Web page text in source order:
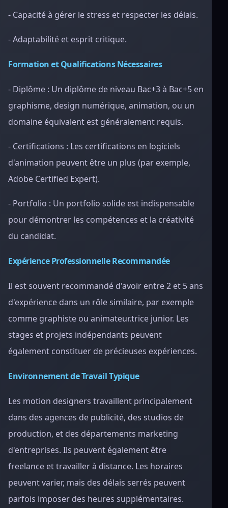
- Capacité à gérer le stress et respecter les délais.
- Adaptabilité et esprit critique.
Formation et Qualifications Nécessaires
- Diplôme : Un diplôme de niveau Bac+3 à Bac+5 en
graphisme, design numérique, animation, ou un
domaine équivalent est généralement requis.
- Certifications : Les certifications en logiciels
d'animation peuvent être un plus (par exemple,
Adobe Certified Expert).
- Portfolio : Un portfolio solide est indispensable
pour démontrer les compétences et la créativité
du candidat.
Expérience Professionnelle Recommandée
Il est souvent recommandé d'avoir entre 2 et 5 ans
d'expérience dans un rôle similaire, par exemple
comme graphiste ou animateur.trice junior. Les
stages et projets indépendants peuvent
également constituer de précieuses expériences.
Environnement de Travail Typique
Les motion designers travaillent principalement
dans des agences de publicité, des studios de
production, et des départements marketing
d'entreprises. Ils peuvent également être
freelance et travailler à distance. Les horaires
peuvent varier, mais des délais serrés peuvent
parfois imposer des heures supplémentaires.